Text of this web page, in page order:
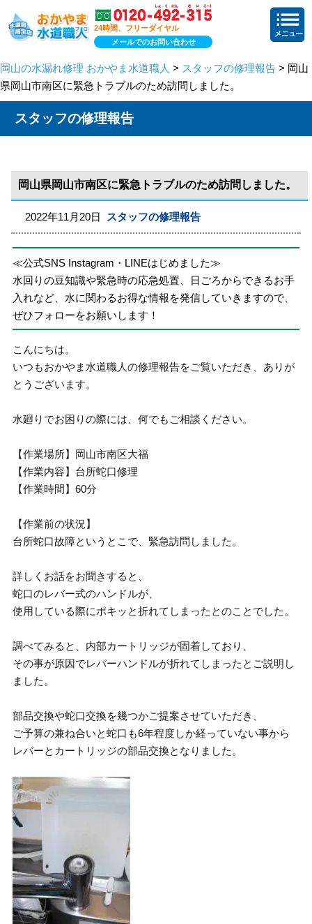
24時間、フリーダイヤル
メールでのお問い合わせ
岡山の水漏れ修理 おかやま水道職人 > スタッフの修理報告 > 岡山
県岡山市南区に緊急トラブルのため訪問しました。
スタッフの修理報告
岡山県岡山市南区に緊急トラブルのため訪問しました。
2022年11月20日 スタッフの修理報告
≪公式SNS Instagram・LINEはじめました≫
水回りの豆知識や緊急時の応急処置、日ごろからできるお手
入れなど、水に関わるお得な情報を発信していきますので、
ぜひフォローをお願いします！
こんにちは。
いつもおかやま水道職人の修理報告をご覧いただき、ありが
とうございます。
水廻りでお困りの際には、何でもご相談ください。
【作業場所】岡山市南区大福
【作業内容】台所蛇口修理
【作業時間】60分
【作業前の状況】
台所蛇口故障というとこで、緊急訪問しました。
詳しくお話をお聞きすると、
蛇口のレバー式のハンドルが、
使用している際にポキッと折れてしまったとのことでした。
調べてみると、内部カートリッジが固着しており、
その事が原因でレバーハンドルが折れてしまったとご説明し
ました。
部品交換や蛇口交換を幾つかご提案させていただき、
ご予算の兼ね合いと蛇口も6年程度しか経っていない事から
レバーとカートリッジの部品交換となりました。